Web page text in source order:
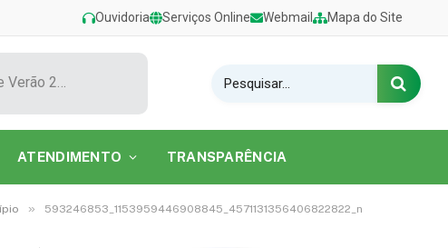
Ouvidoria Serviços Online Webmail Mapa do Site
Show de Tarcísio do Acordeon encerra o Festival de Verão 2026 na Praia do Caripi
ATENDIMENTO TRANSPARÊNCIA
» 593246853_1153959446908845_4571131356406822822_n